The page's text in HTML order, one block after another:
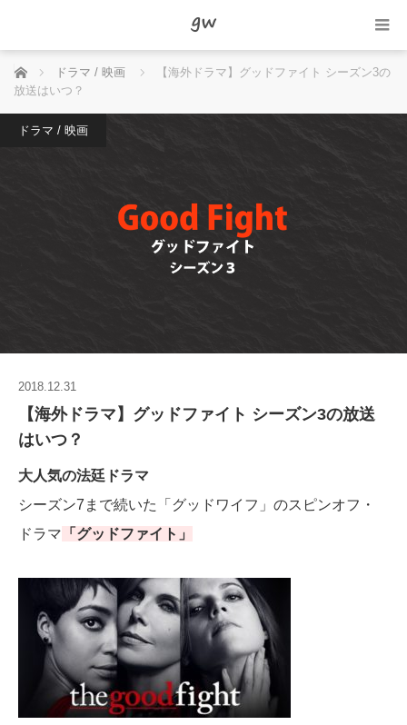
ホーム ドラマ / 映画
【海外ドラマ】グッドファイト シーズン3の
放送はいつ？
ドラマ / 映画
2018.12.31
【海外ドラマ】グッドファイト シーズン3の放送
はいつ？
大人気の法廷ドラマ
シーズン7まで続いた「グッドワイフ」のスピンオフ・
ドラマ 「グッドファイト」